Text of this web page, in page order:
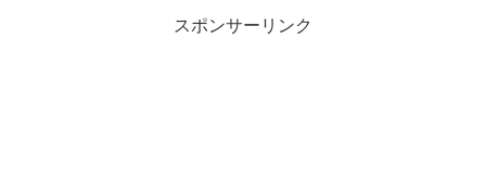
スポンサーリンク